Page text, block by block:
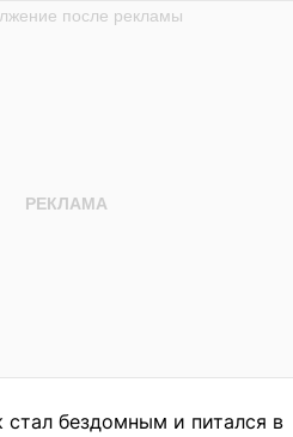
бездомным и питался в